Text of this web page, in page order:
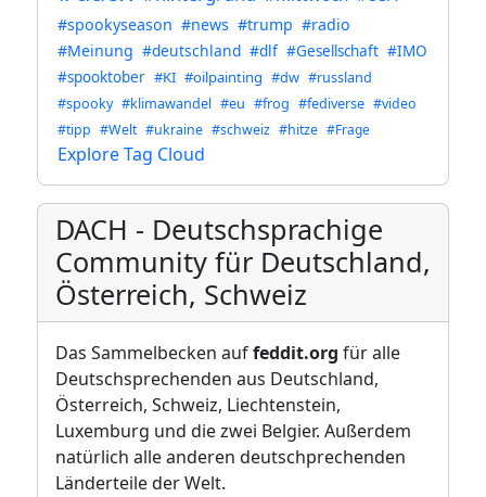
#spookyseason #news #trump #radio
#Meinung #deutschland #dlf #Gesellschaft #IMO
#spooktober #KI #oilpainting #dw #russland
#spooky #klimawandel #eu #frog #fediverse #video
#tipp #Welt #ukraine #schweiz #hitze #Frage
Explore Tag Cloud
DACH - Deutschsprachige
Community für Deutschland,
Österreich, Schweiz
Das Sammelbecken auffeddit.org für alle
Deutschsprechenden aus Deutschland,
Österreich, Schweiz, Liechtenstein,
Luxemburg und die zwei Belgier. Außerdem
natürlich alle anderen deutschprechenden
Länderteile der Welt.